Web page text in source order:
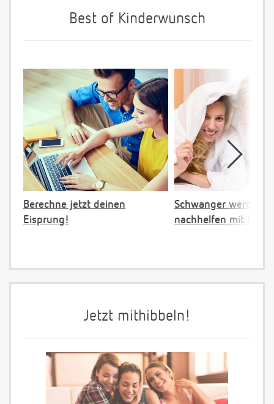
Best of Kinderwunsch
Berechne jetzt deinen
Eisprung!
Schwanger werden:
nachhelfen mit NFP
Jetzt mithibbeln!